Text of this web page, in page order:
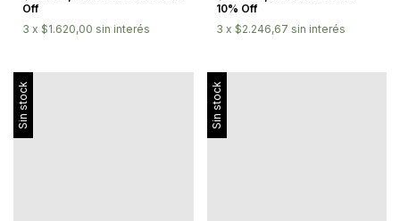
Off
3 x $1.620,00 sin interés
10% Off
3 x $2.246,67 sin interés
Sin stock Sin stock